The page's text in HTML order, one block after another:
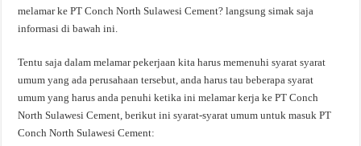
melamar ke PT Conch North Sulawesi Cement? langsung simak saja
informasi di bawah ini.
Tentu saja dalam melamar pekerjaan kita harus memenuhi syarat syarat
umum yang ada perusahaan tersebut, anda harus tau beberapa syarat
umum yang harus anda penuhi ketika ini melamar kerja ke PT Conch
North Sulawesi Cement, berikut ini syarat-syarat umum untuk masuk PT
Conch North Sulawesi Cement: